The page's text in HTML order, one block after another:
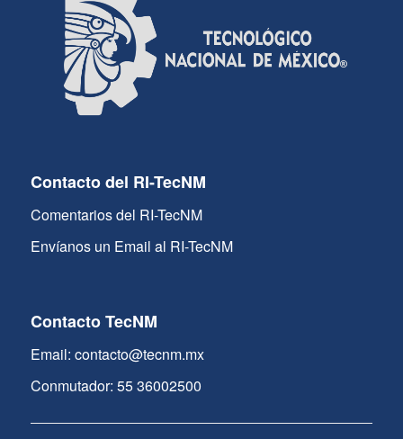
Contacto del RI-TecNM
Comentarios del RI-TecNM
Envíanos un Email al RI-TecNM
Contacto TecNM
Email: contacto@tecnm.mx
Conmutador: 55 36002500